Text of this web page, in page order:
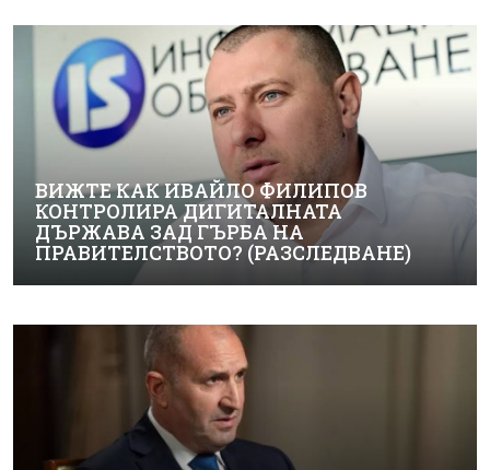
ВИЖТЕ КАК ИВАЙЛО ФИЛИПОВ
КОНТРОЛИРА ДИГИТАЛНАТА
ДЪРЖАВА ЗАД ГЪРБА НА
ПРАВИТЕЛСТВОТО? (РАЗСЛЕДВАНЕ)